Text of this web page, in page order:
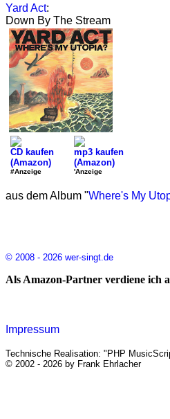
Yard Act:
Down By The Stream
CD kaufen
(Amazon)
#Anzeige
mp3 kaufen
(Amazon)
'Anzeige
aus dem Album "Where's My
© 2008 - 2026 wer-singt.de
Als Amazon-Partner verdiene ich
Impressum
Technische Realisation: "PHP
© 2002 - 2026 by Frank Ehrlacher